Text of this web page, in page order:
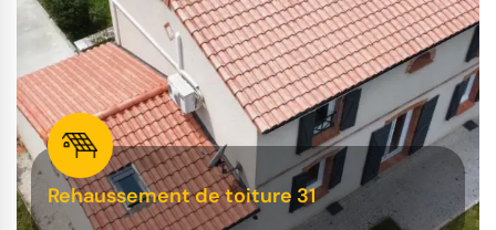
Rehaussement de toiture 31